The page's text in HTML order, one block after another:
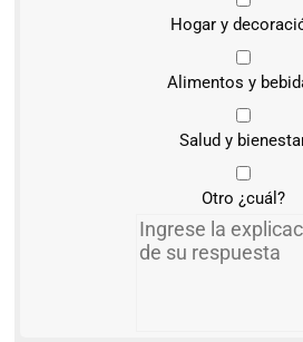
Hogar y
Alimentos y
Salud y
Otro ¿cuál?